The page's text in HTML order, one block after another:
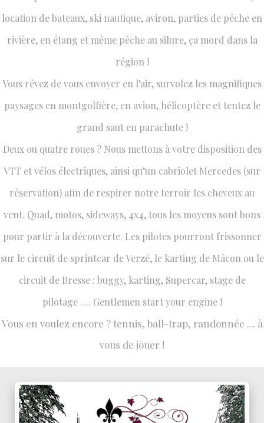
location de bateaux, ski nautique, aviron, parties de pêche en
rivière, en étang et même pêche au silure, ça mord dans la
région !
Vous rêvez de vous envoyer en l’air, survolez les magnifiques
paysages en montgolfière, en avion, hélicoptère et tentez le
grand saut en parachute !
Deux ou quatre roues ? Nous mettons à votre disposition des
VTT et vélos électriques, ainsi qu’un cabriolet Mercedes (sur
réservation) afin de respirer notre terroir les cheveux au
vent. Quad, motos, sideways, 4x4, tous les moyens sont bons
pour partir à la découverte. Les pilotes pourront frissonner
sur le circuit de sprintcar de Verzé, le karting de Mâcon ou le
circuit de Bresse : buggy, karting, Supercar, stage de
pilotage …. Gentlemen start your engine !
Vous en voulez encore ? tennis, ball-trap, randonnée … à
vous de jouer !